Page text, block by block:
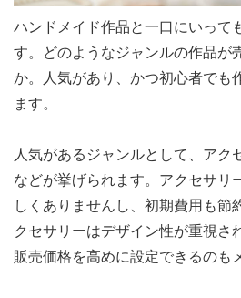
ハンドメイド作品と一口にいって
す。どのようなジャンルの作品が
か。人気があり、かつ初心者でも
ます。
人気があるジャンルとして、アク
などが挙げられます。アクセサリ
しくありませんし、初期費用も節
クセサリーはデザイン性が重視さ
販売価格を高めに設定できるのも